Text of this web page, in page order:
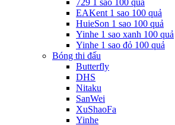
EAKent 1 sao 100 quả
HuieSon 1 sao 100 quả
Yinhe 1 sao xanh 100 quả
Yinhe 1 sao đỏ 100 quả
Bóng thi đấu
Butterfly
DHS
Nitaku
SanWei
XuShaoFa
Yinhe